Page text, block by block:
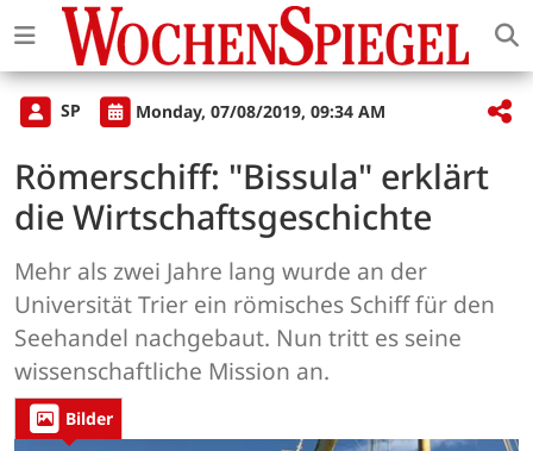
SP Monday, 07/08/2019, 09:34 AM
Römerschiff: "Bissula" erklärt
die Wirtschaftsgeschichte
Mehr als zwei Jahre lang wurde an der
Universität Trier ein römisches Schiff für den
Seehandel nachgebaut. Nun tritt es seine
wissenschaftliche Mission an.
Bilder